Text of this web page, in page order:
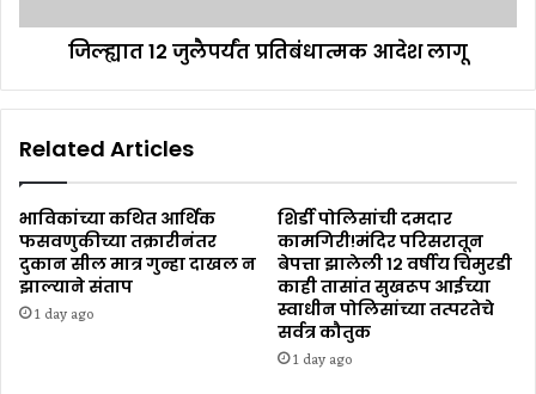
जिल्ह्यात 12 जुलैपर्यंत प्रतिबंधात्मक आदेश लागू
Related Articles
भाविकांच्या कथित आर्थिक
फसवणुकीच्या तक्रारीनंतर
दुकान सील मात्र गुन्हा दाखल न
झाल्याने संताप
1 day ago
शिर्डी पोलिसांची दमदार
कामगिरी!मंदिर परिसरातून
बेपत्ता झालेली १२ वर्षीय चिमुरडी
काही तासांत सुखरूप आईच्या
स्वाधीन पोलिसांच्या तत्परतेचे
सर्वत्र कौतुक
1 day ago